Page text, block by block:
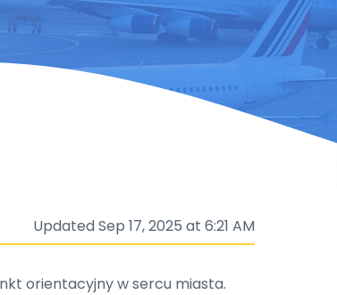
Updated Sep 17, 2025 at 6:21 AM
orientacyjny w sercu miasta.